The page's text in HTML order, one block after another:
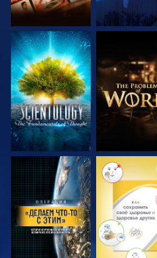
СМОТРЕТЬ
ПЕРЕДАЧИ
СМОТРЕТЬ
ПЕРЕДАЧИ
СМОТРЕТЬ СМОТРЕТЬ